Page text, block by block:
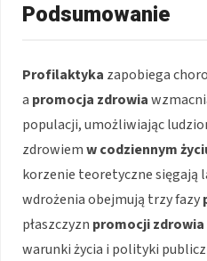
Podsumowanie
Profilaktyka zapobiega
a promocja zdrowia
populacji, umożliwiając
zdrowiemw codziennym
korzenie teoretyczne sięgają
wdrożenia obejmują trzy fazy
płaszczyzn promocji zdrowia
warunki życia i polityki